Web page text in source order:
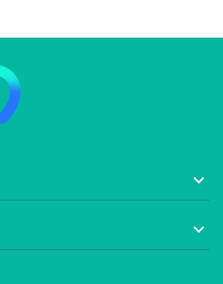

